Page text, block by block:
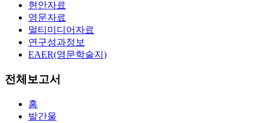
현안자료
영문자료
멀티미디어자료
연구성과정보
EAER(영문학술지)
전체보고서
홈
발간물